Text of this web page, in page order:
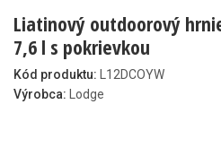
Liatinový outdoorový
7,6 l s pokrievkou
Kód produktu:
L12DCOYW
Výrobca:
Lodge